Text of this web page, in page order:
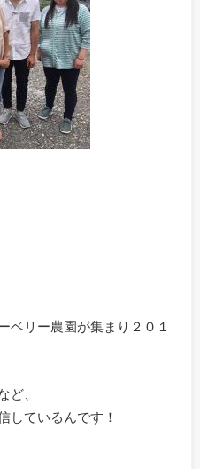
ベリー農園が集まり２０１
ど、
しているんです！